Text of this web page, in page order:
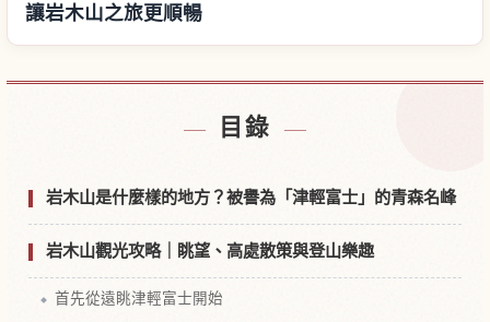
讓岩木山之旅更順暢
目錄
岩木山是什麼樣的地方？被譽為「津輕富士」的青森名峰
岩木山觀光攻略｜眺望、高處散策與登山樂趣
首先從遠眺津輕富士開始